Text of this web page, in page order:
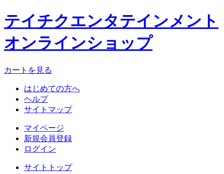
テイチクエンタテインメント
オンラインショップ
カートを見る
はじめての方へ
ヘルプ
サイトマップ
マイページ
新規会員登録
ログイン
サイトトップ